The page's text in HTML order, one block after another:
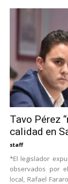
Tavo Pérez
calidad en
staff
*El legislador
observados por
local, Rafael